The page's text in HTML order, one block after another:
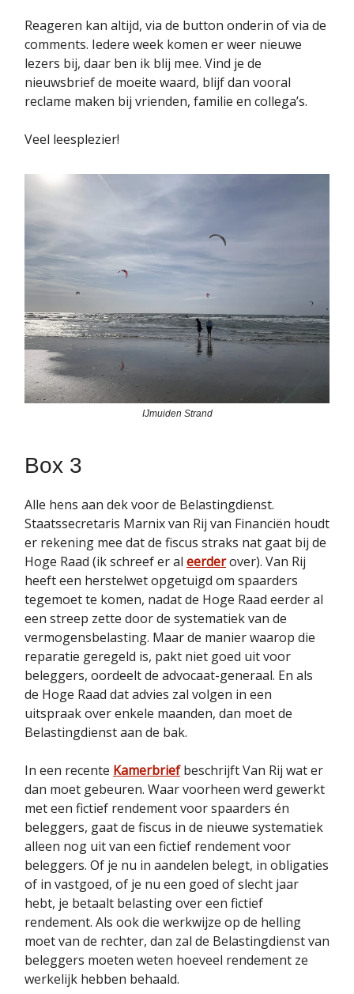
Reageren kan altijd, via de button onderin of via de
comments. Iedere week komen er weer nieuwe
lezers bij, daar ben ik blij mee. Vind je de
nieuwsbrief de moeite waard, blijf dan vooral
reclame maken bij vrienden, familie en collega’s.
Veel leesplezier!
IJmuiden Strand
Box 3
Alle hens aan dek voor de Belastingdienst.
Staatssecretaris Marnix van Rij van Financiën houdt
er rekening mee dat de fiscus straks nat gaat bij de
Hoge Raad (ik schreef er al eerderover). Van Rij
heeft een herstelwet opgetuigd om spaarders
tegemoet te komen, nadat de Hoge Raad eerder al
een streep zette door de systematiek van de
vermogensbelasting. Maar de manier waarop die
reparatie geregeld is, pakt niet goed uit voor
beleggers, oordeelt de advocaat-generaal. En als
de Hoge Raad dat advies zal volgen in een
uitspraak over enkele maanden, dan moet de
Belastingdienst aan de bak.
In een recente Kamerbriefbeschrijft Van Rij wat er
dan moet gebeuren. Waar voorheen werd gewerkt
met een fictief rendement voor spaarders én
beleggers, gaat de fiscus in de nieuwe systematiek
alleen nog uit van een fictief rendement voor
beleggers. Of je nu in aandelen belegt, in obligaties
of in vastgoed, of je nu een goed of slecht jaar
hebt, je betaalt belasting over een fictief
rendement. Als ook die werkwijze op de helling
moet van de rechter, dan zal de Belastingdienst van
beleggers moeten weten hoeveel rendement ze
werkelijk hebben behaald.